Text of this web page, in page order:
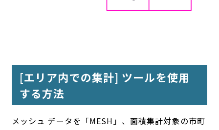
[エリア内での集計] ツールを使用
する方法
メッシュ データを「MESH」、面積集計対象の市町